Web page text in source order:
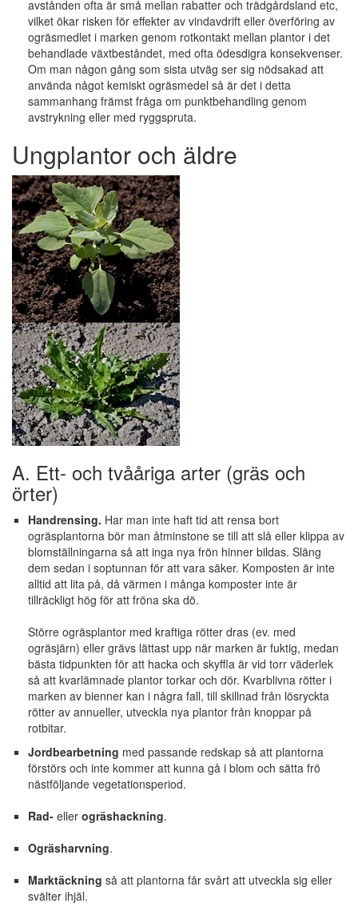
avstånden ofta är små mellan rabatter och trädgårdsland etc,
vilket ökar risken för effekter av vindavdrift eller överföring av
ogräsmedlet i marken genom rotkontakt mellan plantor i det
behandlade växtbeståndet, med ofta ödesdigra konsekvenser.
Om man någon gång som sista utväg ser sig nödsakad att
använda något kemiskt ogräsmedel så är det i detta
sammanhang främst fråga om punktbehandling genom
avstrykning eller med ryggspruta.
Ungplantor och äldre
A. Ett- och tvååriga arter (gräs och
örter)
Handrensing. Har man inte haft tid att rensa bort
ogräsplantorna bör man åtminstone se till att slå eller klippa av
blomställningarna så att inga nya frön hinner bildas. Släng
dem sedan i soptunnan för att vara säker. Komposten är inte
alltid att lita på, då värmen i många komposter inte är
tillräckligt hög för att fröna ska dö.
Större ogräsplantor med kraftiga rötter dras (ev. med
ogräsjärn) eller grävs lättast upp när marken är fuktig, medan
bästa tidpunkten för att hacka och skyffla är vid torr väderlek
så att kvarlämnade plantor torkar och dör. Kvarblivna rötter i
marken av bienner kan i några fall, till skillnad från lösryckta
rötter av annueller, utveckla nya plantor från knoppar på
rotbitar.
Jordbearbetning med passande redskap så att plantorna
förstörs och inte kommer att kunna gå i blom och sätta frö
nästföljande vegetationsperiod.
Rad- eller ogräshackning.
Ogräsharvning.
Marktäckning så att plantorna får svårt att utveckla sig eller
svälter ihjäl.